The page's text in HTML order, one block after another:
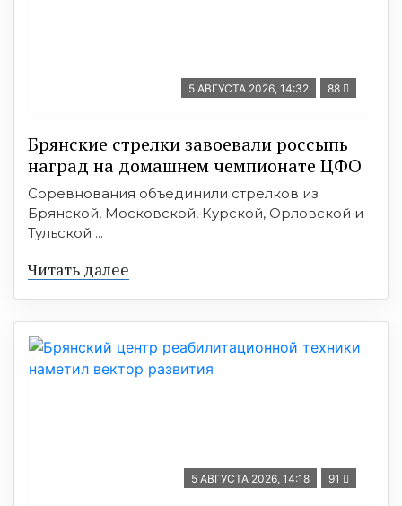
5 АВГУСТА 2026, 14:32 88
Брянские стрелки завоевали россыпь
наград на домашнем чемпионате ЦФО
Соревнования объединили стрелков из
Брянской, Московской, Курской, Орловской и
Тульской ...
Читать далее
5 АВГУСТА 2026, 14:18 91